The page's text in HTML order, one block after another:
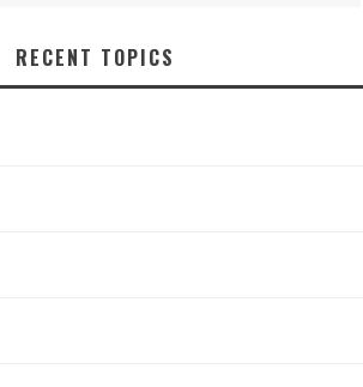
RECENT TOPICS